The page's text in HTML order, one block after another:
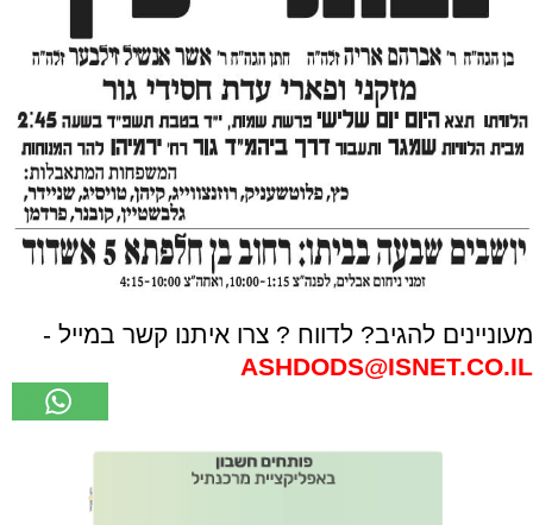
מעוניינים להגיב? לדווח ? צרו איתנו קשר במייל -
ASHDODS@ISNET.CO.IL